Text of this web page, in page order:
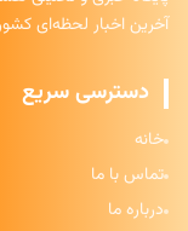
آخرین اخبار لحظه‌ای
دسترسی سریع
خانه
تماس با ما
درباره ما